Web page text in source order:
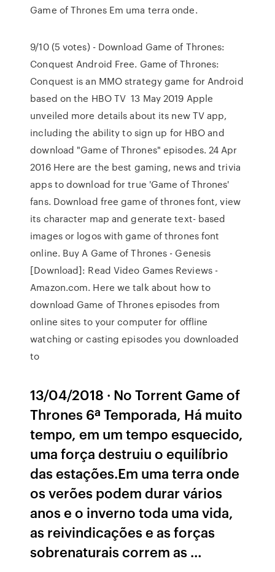
Game of Thrones Em uma terra onde.
9/10 (5 votes) - Download Game of Thrones:
Conquest Android Free. Game of Thrones:
Conquest is an MMO strategy game for Android
based on the HBO TV 13 May 2019 Apple
unveiled more details about its new TV app,
including the ability to sign up for HBO and
download "Game of Thrones" episodes. 24 Apr
2016 Here are the best gaming, news and trivia
apps to download for true 'Game of Thrones'
fans. Download free game of thrones font, view
its character map and generate text- based
images or logos with game of thrones font
online. Buy A Game of Thrones - Genesis
[Download]: Read Video Games Reviews -
Amazon.com. Here we talk about how to
download Game of Thrones episodes from
online sites to your computer for offline
watching or casting episodes you downloaded
to
13/04/2018 · No Torrent Game of
Thrones 6ª Temporada, Há muito
tempo, em um tempo esquecido,
uma força destruiu o equilíbrio
das estações.Em uma terra onde
os verões podem durar vários
anos e o inverno toda uma vida,
as reivindicações e as forças
sobrenaturais correm as …